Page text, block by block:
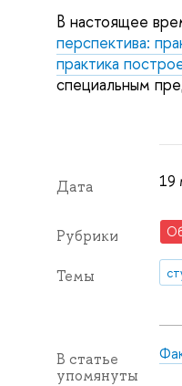
В настоящее
перспектива:
практика
специальным
Дата 19
Рубрики
Темы
В статье
упомянуты